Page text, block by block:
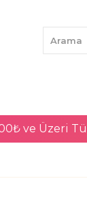
ve Üzeri